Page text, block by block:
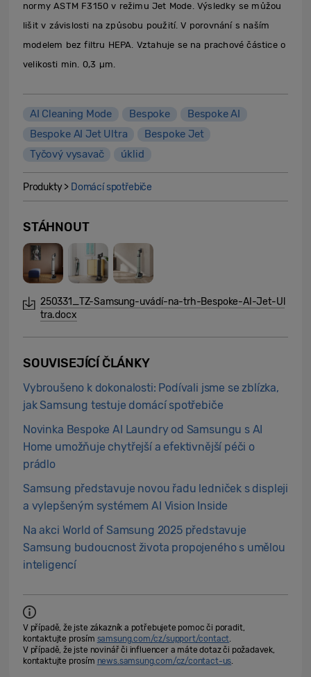
normy ASTM F3150 v režimu Jet Mode. Výsledky se můžou
lišit v závislosti na způsobu použití. V porovnání s naším
modelem bez filtru HEPA. Vztahuje se na prachové částice o
velikosti min. 0,3 µm.
AI Cleaning Mode Bespoke
Bespoke AI
Bespoke AI Jet Ultra
Bespoke Jet
Tyčový vysavač
úklid
Produkty > Domácí spotřebiče
STÁHNOUT
250331_TZ-Samsung-uvádí-na-trh-Bespoke-AI-Jet-Ul
tra.docx
SOUVISEJÍCÍ ČLÁNKY
Vybroušeno k dokonalosti: Podívali jsme se zblízka,
jak Samsung testuje domácí spotřebiče
Novinka Bespoke AI Laundry od Samsungu s AI
Home umožňuje chytřejší a efektivnější péči o
prádlo
Samsung představuje novou řadu ledniček s displeji
a vylepšeným systémem AI Vision Inside
Na akci World of Samsung 2025 představuje
Samsung budoucnost života propojeného s umělou
inteligencí
V případě, že jste zákazník a potřebujete pomoc či poradit,
kontaktujte prosím samsung.com/cz/support/contact.
V případě, že jste novinář či influencer a máte dotaz či požadavek,
kontaktujte prosím news.samsung.com/cz/contact-us.